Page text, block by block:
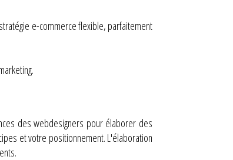
e-commerce flexible, parfaitement
des webdesigners pour élaborer des
et votre positionnement. L'élaboration